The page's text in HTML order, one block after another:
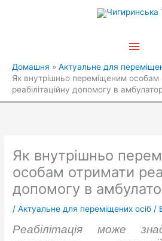
Домашня
Актуальне для
Як внутрішньо переміщеним особам
реабілітаційну допомогу в
Як внутрішньо
особам отримати
допомогу в
/Актуальне для переміщених осіб /
Реабілітація може